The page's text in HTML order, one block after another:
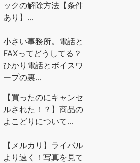
ックの解除方法【条件
あり】...
小さい事務所。電話と
FAXってどうしてる？
ひかり電話とボイスワ
ープの裏...
【買ったのにキャンセ
ルされた！？】商品の
よこどりについて...
【メルカリ】ライバル
より速く！写真を見て